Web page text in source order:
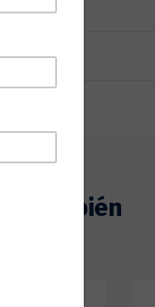
también